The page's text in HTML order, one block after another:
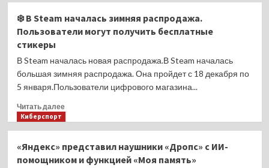
тысячи
долларов
Sony
и
конфликт
из-
Light
of
–
«клона»
❄️ В Steam началась зимняя распродажа.
Пользователи могут получить бесплатные
стикеры
В Steam началась новая распродажа.В Steam началась
большая зимняя распродажа. Она пройдет с 18 декабря по
5 января.Пользователи цифрового магазина...
Читать далееПрочитать
В
Steam
Киберспорт
«Яндекс» представил наушники «Дропс» с ИИ-
помощником и функцией «Моя память»